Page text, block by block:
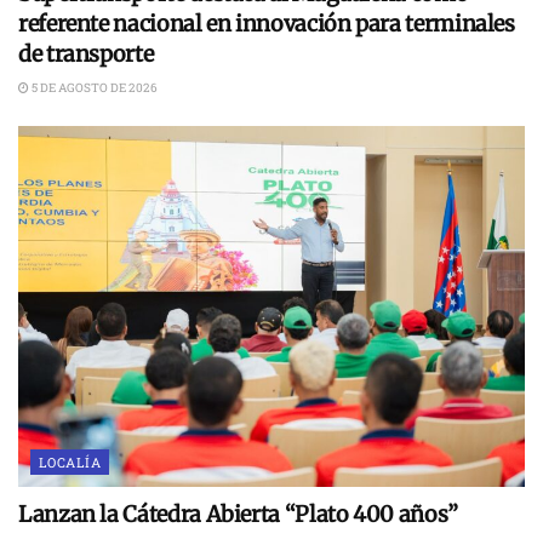
referente nacional en innovación para terminales
de transporte
5 DE AGOSTO DE 2026
LOCALÍA
Lanzan la Cátedra Abierta “Plato 400 años”